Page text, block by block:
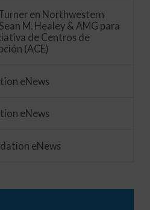
en Northwestern
M. Healey & AMG para
de Centros de
(ACE)
eNews
eNews
eNews